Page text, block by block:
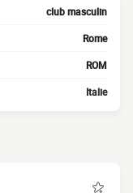
club masculin
Rome
ROM
Italie